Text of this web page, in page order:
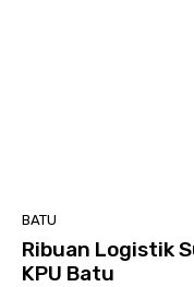
BATU
Ribuan Logistik
KPU Batu